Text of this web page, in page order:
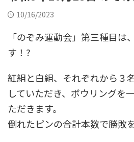
10/16/2023
「のぞみ運動会」第三種目は
す！?
紅組と白組、それぞれから３
していただき、ボウリングを
ただきます。
倒れたピンの合計本数で勝敗